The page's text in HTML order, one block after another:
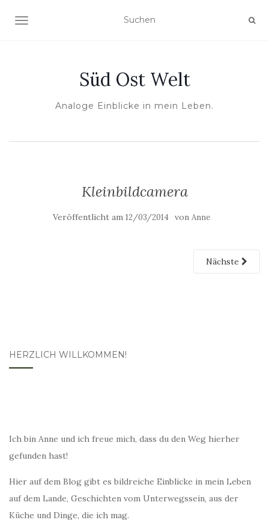
NAVIGATION UMSCHALTEN
Süd Ost Welt
Analoge Einblicke in mein Leben.
Kleinbildcamera
Veröffentlicht am 12/03/2014 von Anne
Nächste
HERZLICH WILLKOMMEN!
Ich bin Anne und ich freue mich, dass du den Weg hierher
gefunden hast!
Hier auf dem Blog gibt es bildreiche Einblicke in mein Leben
auf dem Lande, Geschichten vom Unterwegssein, aus der
Küche und Dinge, die ich mag.